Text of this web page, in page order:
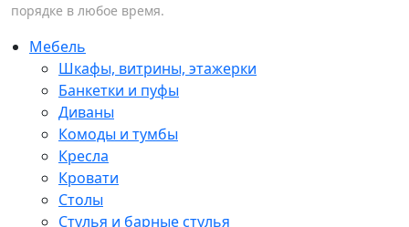
порядке в любое время.
Мебель
Шкафы, витрины, этажерки
Банкетки и пуфы
Диваны
Комоды и тумбы
Кресла
Кровати
Столы
Стулья и барные стулья